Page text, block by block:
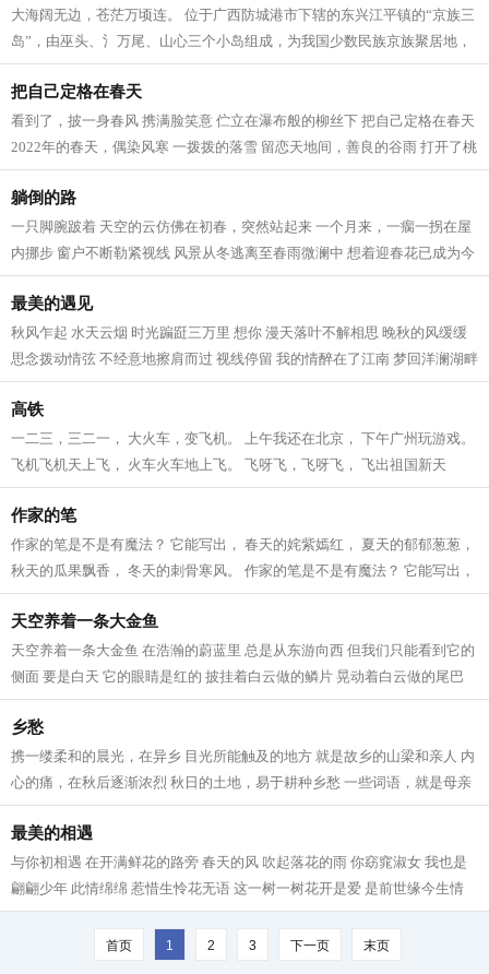
大海阔无边，苍茫万顷连。 位于广西防城港市下辖的东兴江平镇的“京族三
岛”，由巫头、氵万尾、山心三个小岛组成，为我国少数民族京族聚居地，
故此称之。它面临北部湾，背倚十...
把自己定格在春天
看到了，披一身春风 携满脸笑意 伫立在瀑布般的柳丝下 把自己定格在春天
2022年的春天，偶染风寒 一拨拨的落雪 留恋天地间，善良的谷雨 打开了桃
花心飞菲 眼眸飘逸浪漫 昨夜的一场...
躺倒的路
一只脚腕跛着 天空的云仿佛在初春，突然站起来 一个月来，一瘸一拐在屋
内挪步 窗户不断勒紧视线 风景从冬逃离至春雨微澜中 想着迎春花已成为今
年过往的旧时光 轮椅并不意味着光...
最美的遇见
秋风乍起 水天云烟 时光蹁跹三万里 想你 漫天落叶不解相思 晚秋的风缓缓
思念拨动情弦 不经意地擦肩而过 视线停留 我的情醉在了江南 梦回洋澜湖畔
那个温馨的夜晚 深情凝望 十指相...
高铁
一二三，三二一， 大火车，变飞机。 上午我还在北京， 下午广州玩游戏。
飞机飞机天上飞， 火车火车地上飞。 飞呀飞，飞呀飞， 飞出祖国新天
地。...
作家的笔
作家的笔是不是有魔法？ 它能写出， 春天的姹紫嫣红， 夏天的郁郁葱葱，
秋天的瓜果飘香， 冬天的刺骨寒风。 作家的笔是不是有魔法？ 它能写出，
天空的湛蓝深远， 大地的宽阔无...
天空养着一条大金鱼
天空养着一条大金鱼 在浩瀚的蔚蓝里 总是从东游向西 但我们只能看到它的
侧面 要是白天 它的眼睛是红的 披挂着白云做的鳞片 晃动着白云做的尾巴
它张合的白云嘴 吐着一朵朵 好看的...
乡愁
携一缕柔和的晨光，在异乡 目光所能触及的地方 就是故乡的山梁和亲人 内
心的痛，在秋后逐渐浓烈 秋日的土地，易于耕种乡愁 一些词语，就是母亲
的庄稼 在乡下，草垛如同古堡 守候...
最美的相遇
与你初相遇 在开满鲜花的路旁 春天的风 吹起落花的雨 你窈窕淑女 我也是
翩翩少年 此情绵绵 惹惜生怜花无语 这一树一树花开是爱 是前世缘今生情
我呼唤你，轻轻的 一笑留千年 最美...
首页 1 2 3 下一页 末页